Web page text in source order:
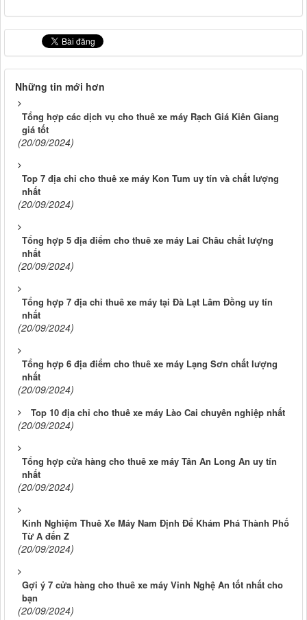
Những tin mới hơn
Tổng hợp các dịch vụ cho thuê xe máy Rạch Giá Kiên Giang
giá tốt
(20/09/2024)
Top 7 địa chỉ cho thuê xe máy Kon Tum uy tín và chất lượng
nhất
(20/09/2024)
Tổng hợp 5 địa điểm cho thuê xe máy Lai Châu chất lượng
nhất
(20/09/2024)
Tổng hợp 7 địa chỉ thuê xe máy tại Đà Lạt Lâm Đồng uy tín
nhất
(20/09/2024)
Tổng hợp 6 địa điểm cho thuê xe máy Lạng Sơn chất lượng
nhất
(20/09/2024)
Top 10 địa chỉ cho thuê xe máy Lào Cai chuyên nghiệp nhất
(20/09/2024)
Tổng hợp cửa hàng cho thuê xe máy Tân An Long An uy tín
nhất
(20/09/2024)
Kinh Nghiệm Thuê Xe Máy Nam Định Để Khám Phá Thành Phố
Từ A đến Z
(20/09/2024)
Gợi ý 7 cửa hàng cho thuê xe máy Vinh Nghệ An tốt nhất cho
bạn
(20/09/2024)